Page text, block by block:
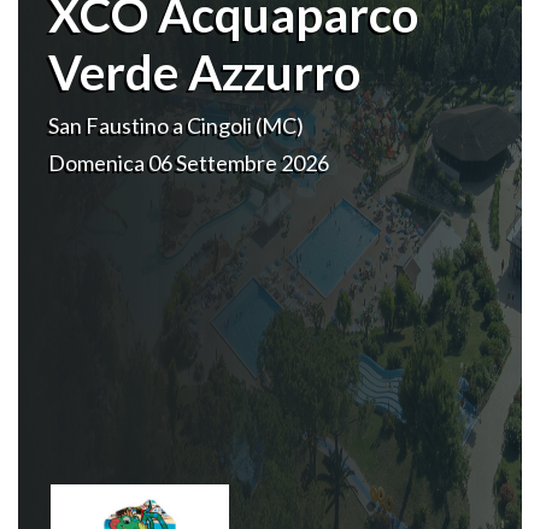
XCO Acquaparco
Verde Azzurro
San Faustino a Cingoli (MC)
Domenica 06 Settembre 2026